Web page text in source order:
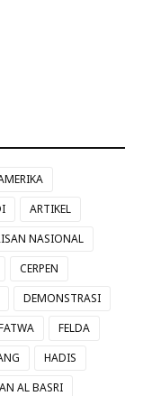
ARTIKEL
NASIONAL
CERPEN
DEMONSTRASI
FELDA
HADIS
AL BASRI